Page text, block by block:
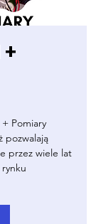
Pomiary
pozwalają
przez wiele lat